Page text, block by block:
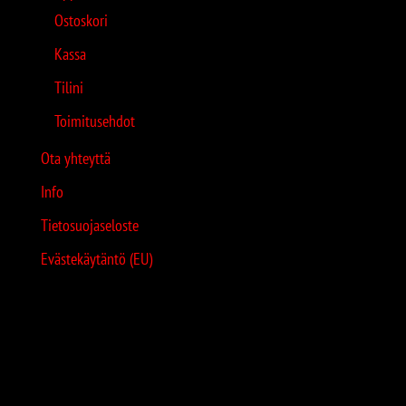
Ostoskori
Kassa
Tilini
Toimitusehdot
Ota yhteyttä
Info
Tietosuojaseloste
Evästekäytäntö (EU)